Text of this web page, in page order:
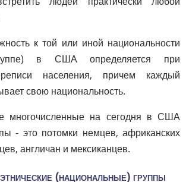
к той или иной национальности
в США определяется при
населения, причем каждый
свою национальность.
многочисленные на сегодня в США
- это потомки немцев, африканских
англичан и мексиканцев.
(национальные) группы